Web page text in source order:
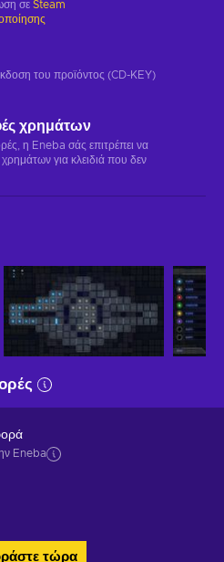
σε Steam
του προϊόντος (CD-KEY)
χρημάτων
η Eneba σάς επιτρέπει να
για κλειδιά που δεν
Eneba
τώρα